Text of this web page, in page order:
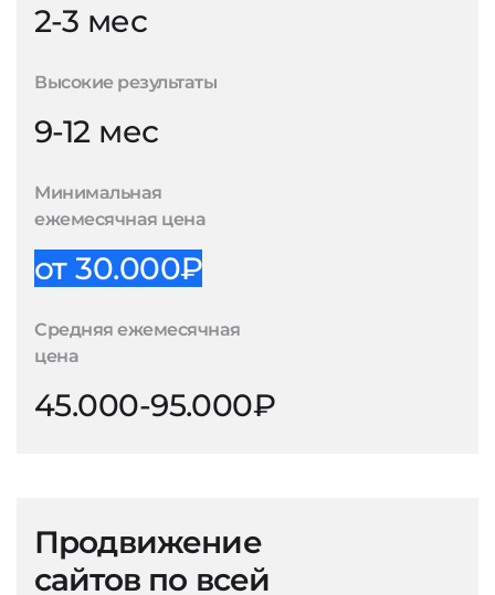
2-3 мес
Высокие результаты
9-12 мес
Минимальная
ежемесячная цена
от 30.000₽
Средняя ежемесячная
цена
45.000-95.000₽
Продвижение
сайтов по всей